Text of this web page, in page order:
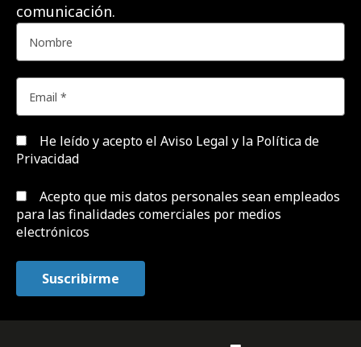
comunicación.
He leído y acepto el Aviso Legal y la Política de
Privacidad
Acepto que mis datos personales sean empleados
para las finalidades comerciales por medios
electrónicos